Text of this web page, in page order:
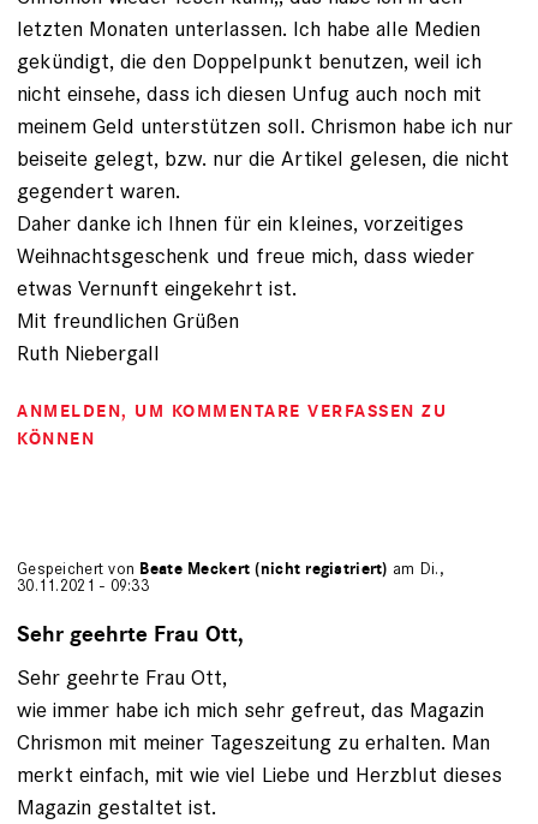
letzten Monaten unterlassen. Ich habe alle Medien
gekündigt, die den Doppelpunkt benutzen, weil ich
nicht einsehe, dass ich diesen Unfug auch noch mit
meinem Geld unterstützen soll. Chrismon habe ich nur
beiseite gelegt, bzw. nur die Artikel gelesen, die nicht
gegendert waren.
Daher danke ich Ihnen für ein kleines, vorzeitiges
Weihnachtsgeschenk und freue mich, dass wieder
etwas Vernunft eingekehrt ist.
Mit freundlichen Grüßen
Ruth Niebergall
ANMELDEN, UM KOMMENTARE VERFASSEN ZU
KÖNNEN
Gespeichert von Beate Meckert (nicht registriert) am Di.,
30.11.2021 - 09:33
Sehr geehrte Frau Ott,
Sehr geehrte Frau Ott,
wie immer habe ich mich sehr gefreut, das Magazin
Chrismon mit meiner Tageszeitung zu erhalten. Man
merkt einfach, mit wie viel Liebe und Herzblut dieses
Magazin gestaltet ist.